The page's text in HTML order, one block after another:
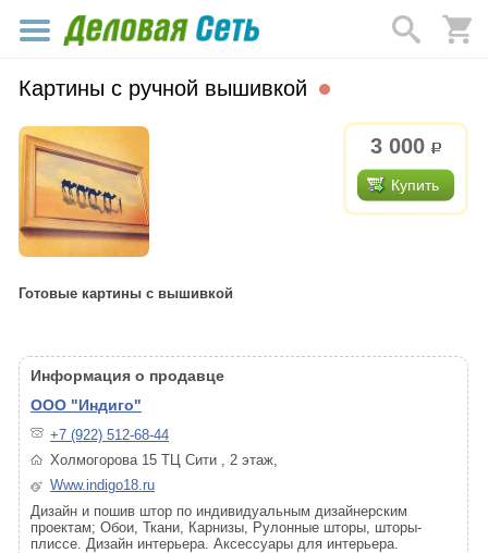
Картины с ручной вышивкой
3 000 р.
Купить
Готовые картины с вышивкой
Информация о продавце
ООО "Индиго"
+7 (922) 512-68-44
Холмогорова 15 ТЦ Сити , 2 этаж,
Www.indigo18.ru
Дизайн и пошив штор по индивидуальным дизайнерским
проектам; Обои, Ткани, Карнизы, Рулонные шторы, шторы-
плиссе. Дизайн интерьера. Аксессуары для интерьера.